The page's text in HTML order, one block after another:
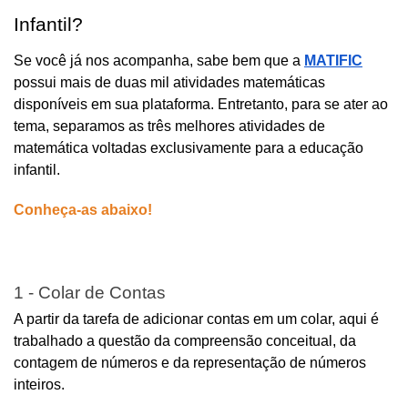
Infantil?
Se você já nos acompanha, sabe bem que a MATIFIC
possui mais de duas mil atividades matemáticas
disponíveis em sua plataforma. Entretanto, para se ater ao
tema, separamos as três melhores atividades de
matemática voltadas exclusivamente para a educação
infantil.
Conheça-as abaixo!
1 - Colar de Contas
A partir da tarefa de adicionar contas em um colar, aqui é
trabalhado a questão da compreensão conceitual, da
contagem de números e da representação de números
inteiros.